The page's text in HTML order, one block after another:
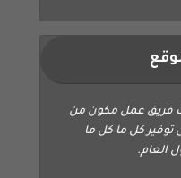
فريق عمل مكون من
توفير كل ما كل ما
العام.